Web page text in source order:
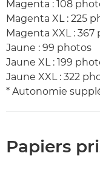
Magenta : 108
Magenta XL : 225
Magenta XXL : 367
Jaune : 99 photos
Jaune XL : 199
Jaune XXL : 322
* Autonomie
Papiers